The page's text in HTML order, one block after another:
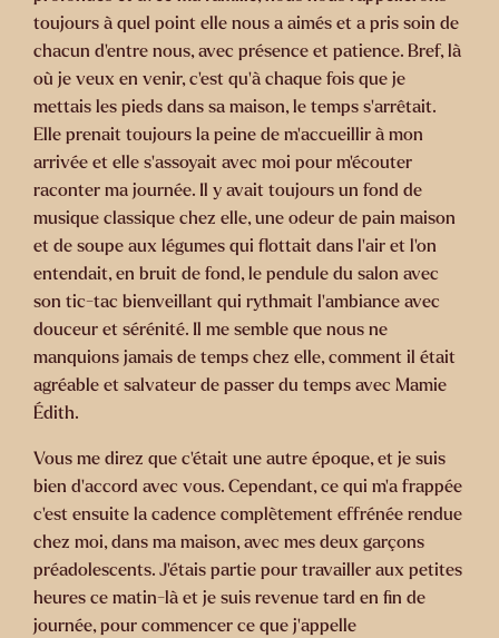
toujours à quel point elle nous a aimés et a pris soin de
chacun d’entre nous, avec présence et patience. Bref, là
où je veux en venir, c’est qu’à chaque fois que je
mettais les pieds dans sa maison, le temps s’arrêtait.
Elle prenait toujours la peine de m’accueillir à mon
arrivée et elle s’assoyait avec moi pour m’écouter
raconter ma journée. Il y avait toujours un fond de
musique classique chez elle, une odeur de pain maison
et de soupe aux légumes qui flottait dans l’air et l’on
entendait, en bruit de fond, le pendule du salon avec
son tic-tac bienveillant qui rythmait l’ambiance avec
douceur et sérénité. Il me semble que nous ne
manquions jamais de temps chez elle, comment il était
agréable et salvateur de passer du temps avec Mamie
Édith.
Vous me direz que c’était une autre époque, et je suis
bien d’accord avec vous. Cependant, ce qui m’a frappée
c’est ensuite la cadence complètement effrénée rendue
chez moi, dans ma maison, avec mes deux garçons
préadolescents. J’étais partie pour travailler aux petites
heures ce matin-là et je suis revenue tard en fin de
journée, pour commencer ce que j’appelle